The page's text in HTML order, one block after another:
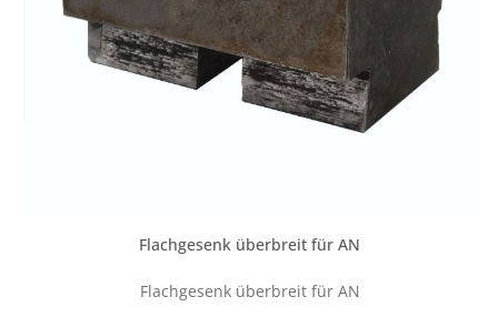
Flachgesenk überbreit für AN
Flachgesenk überbreit für AN